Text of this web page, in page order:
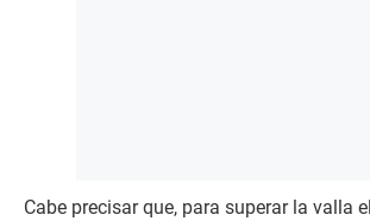
Cabe precisar que, para superar la valla